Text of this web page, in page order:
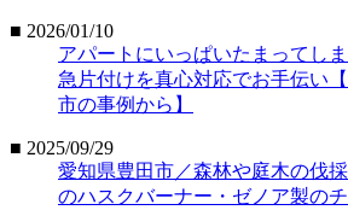
■ 2026/01/10
アパートにいっぱいたまってし
急片付けを真心対応でお手伝い
市の事例から】
■ 2025/09/29
愛知県豊田市／森林や庭木の伐
のハスクバーナー・ゼノア製の